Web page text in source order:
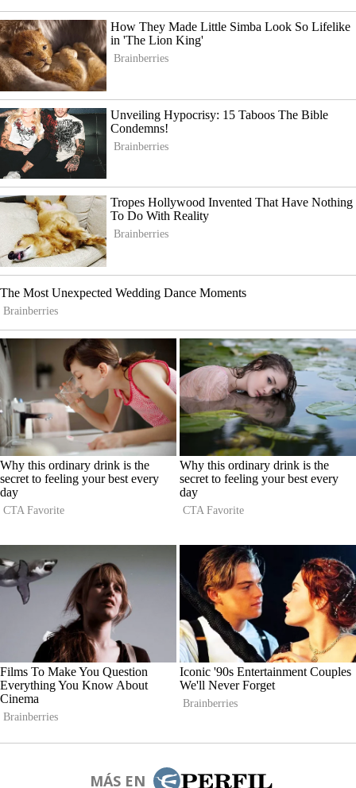
MÁS EN